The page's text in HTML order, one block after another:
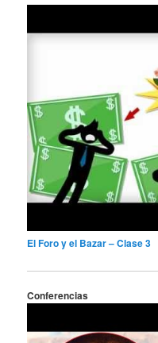
El Foro y el Bazar – Clase 3
Conferencias